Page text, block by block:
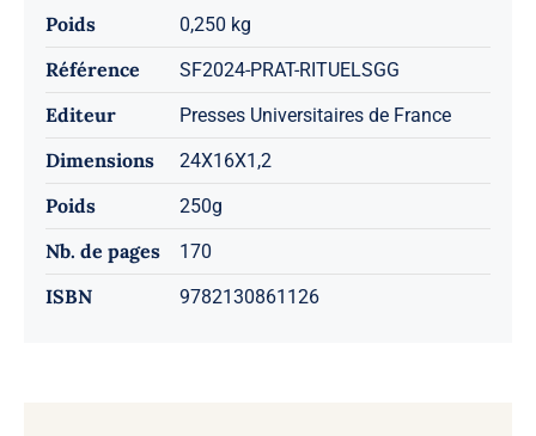
Poids 0,250 kg
Référence SF2024-PRAT-RITUELSGG
Editeur Presses Universitaires de France
Dimensions 24X16X1,2
Poids 250g
Nb. de pages 170
ISBN 9782130861126